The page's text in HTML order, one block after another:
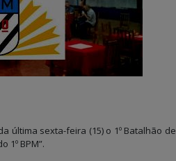
última sexta-feira (15) o 1º Batalhão de
1º BPM”.